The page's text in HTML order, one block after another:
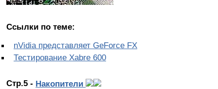
Ссылки по теме:
nVidia представляет GeForce FX
Тестирование Xabre 600
Стр.5 - Накопители